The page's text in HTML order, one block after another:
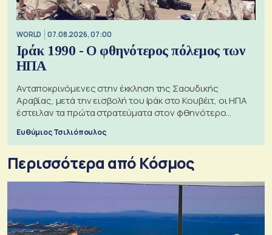
WORLD 07.08.2026, 07:00
Ιράκ 1990 - Ο φθηνότερος πόλεμος των
ΗΠΑ
Ανταποκρινόμενες στην έκκληση της Σαουδικής
Αραβίας, μετά την εισβολή του Ιράκ στο Κουβέιτ, οι ΗΠΑ
έστειλαν τα πρώτα στρατεύματα στον φθηνότερο
Ευθύμιος Τσιλιόπουλος
Περισσότερα από Κόσμος